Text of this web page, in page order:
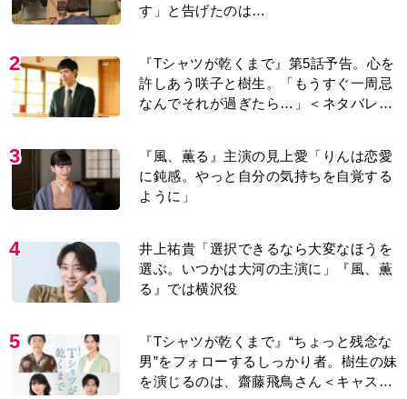
す」と告げたのは…
2
『Tシャツが乾くまで』第5話予告。心を
許しあう咲子と樹生。「もうすぐ一周忌
なんでそれが過ぎたら…」＜ネタバレあ
3
『風、薫る』主演の見上愛「りんは恋愛
に鈍感。やっと自分の気持ちを自覚する
ように」
4
井上祐貴「選択できるなら大変なほうを
選ぶ。いつかは大河の主演に」『風、薫
る』では横沢役
5
『Tシャツが乾くまで』“ちょっと残念な
男”をフォローするしっかり者。樹生の妹
を演じるのは、齋藤飛鳥さん＜キャスト